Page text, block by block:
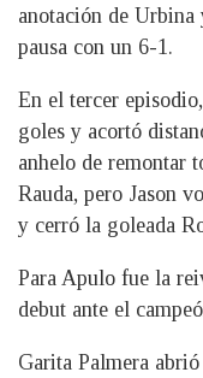
anotación de Urbina
pausa con un 6-1.
En el tercer
goles y acortó
anhelo de remontar
Rauda, pero Jason
y cerró la goleada
Para Apulo fue la
debut ante el
Garita Palmera